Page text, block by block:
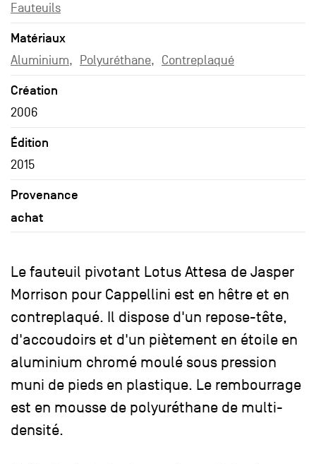
Fauteuils
Matériaux
Aluminium Polyuréthane Contreplaqué
Création
2006
Édition
2015
Provenance
achat
Le fauteuil pivotant Lotus Attesa de Jasper
Morrison pour Cappellini est en hêtre et en
contreplaqué. Il dispose d'un repose-tête,
d'accoudoirs et d'un piètement en étoile en
aluminium chromé moulé sous pression
muni de pieds en plastique. Le rembourrage
est en mousse de polyuréthane de multi-
densité.